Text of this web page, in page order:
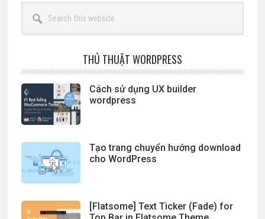
this
website
THỦ THUẬT WORDPRESS
Cách sử dụng UX builder
wordpress
Tạo trang chuyển hướng download
cho WordPress
[Flatsome] Text Ticker (Fade) for